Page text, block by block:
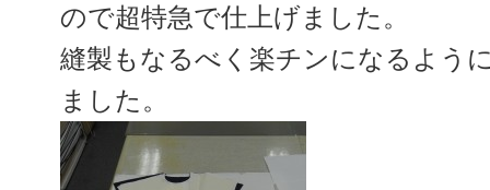
ので超特急で仕上げました。
縫製もなるべく楽チンになるよう
ました。